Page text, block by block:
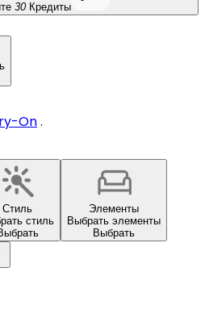
30 Кредиты
On.
Стиль
стиль
Элементы
Выбрать элементы
Выбрать